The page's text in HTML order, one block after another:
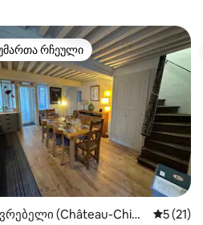
რჩეული მოწინავე ვარიანტი
რჩეული
(Château-Chino
5 (21)